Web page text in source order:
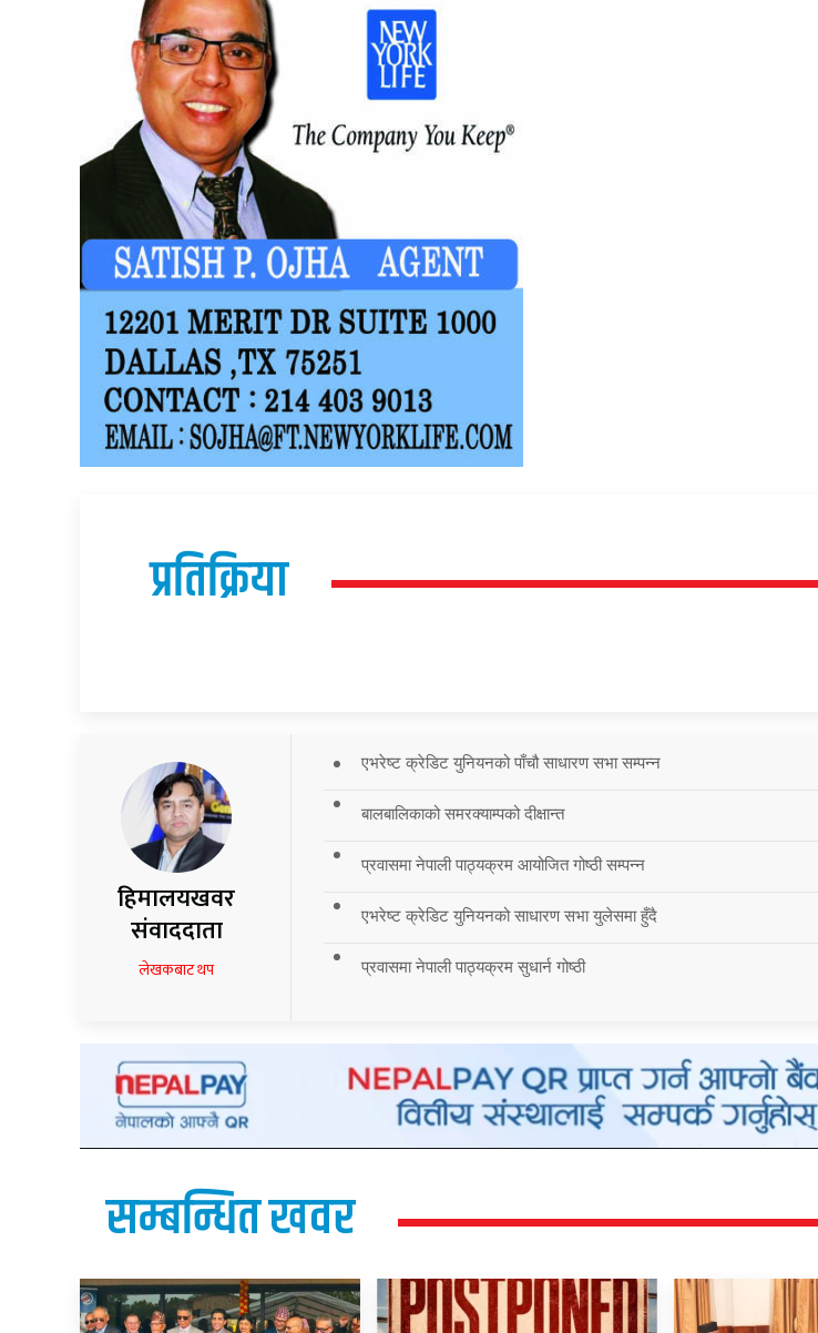
प्रतिक्रिया
हिमालयखवर
संवाददाता
लेखकबाट थप
एभरेष्ट क्रेडिट युनियनको पाँचौ साधारण सभा सम्पन्न
बालबालिकाको समरक्याम्पको दीक्षान्त
प्रवासमा नेपाली पाठ्यक्रम आयोजित गोष्ठी सम्पन्न
एभरेष्ट क्रेडिट युनियनको साधारण सभा युलेसमा हुँदै
प्रवासमा नेपाली पाठ्यक्रम सुधार्न गोष्ठी
सम्बन्धित खवर